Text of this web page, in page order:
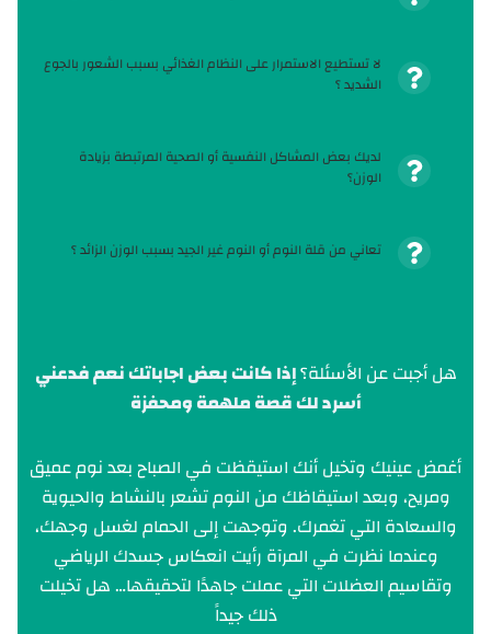
لا تستطيع الاستمرار على النظام الغذائي بسبب الشعور بالجوع
الشديد ؟
لديك بعض المشاكل النفسية أو الصحية المرتبطة بزيادة
الوزن؟
تعاني من قلة النوم أو النوم غير الجيد بسبب الوزن الزائد ؟
هل أجبت عن الأسئلة؟إذا كانت بعض اجاباتك نعم فدعني
أسرد لك قصة ملهمة ومحفزة
أغمض عينيك وتخيل أنك استيقظت في الصباح بعد نوم عميق
ومريح، وبعد استيقاظك من النوم تشعر بالنشاط والحيوية
والسعادة التي تغمرك. وتوجهت إلى الحمام لغسل وجهك،
وعندما نظرت في المرآة رأيت انعكاس جسدك الرياضي
وتقاسيم العضلات التي عملت جاهدًا لتحقيقها… هل تخيلت
ذلك جيداً